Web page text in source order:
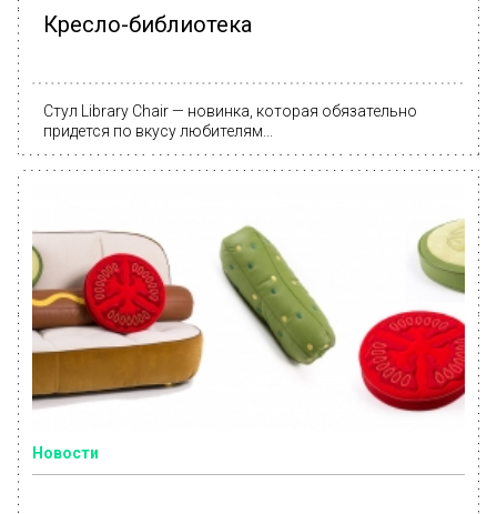
Кресло-библиотека
Стул Library Chair — новинка, которая обязательно
придется по вкусу любителям...
Новости